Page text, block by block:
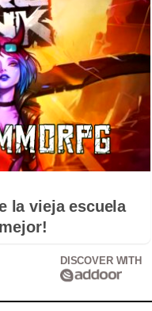
la vieja escuela
DISCOVER WITH